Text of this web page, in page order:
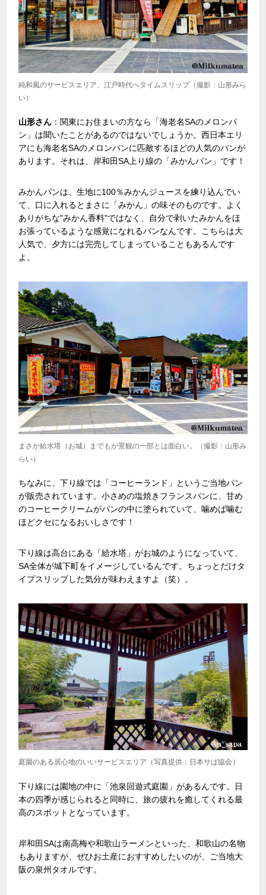
純和風のサービスエリア、江戸時代へタイムスリップ（撮影：山形みら
い）
山形さん ：関東にお住まいの方なら「海老名SAのメロンパ
ン」は聞いたことがあるのではないでしょうか。西日本エリ
アにも海老名SAのメロンパンに匹敵するほどの人気のパンが
あります。それは、岸和田SA 上り線の「みかんパン」です！
みかんパンは、生地に100％みかんジュースを練り込んでい
て、口に入れるとまさに「みかん」の味そのものです。よく
ありがちな"みかん香料"ではなく、自分で剥いたみかんをほ
お張っているような感覚になれるパンなんです。こちらは大
人気で、夕方には完売してしまっていることもあるんです
よ。
まさか給水塔（お城）までもが景観の一部とは面白い。（撮影：山形み
らい）
ちなみに、下り線では「コーヒーランド」というご当地パン
が販売されています。小さめの塩焼きフランスパンに、甘め
のコーヒークリームがパンの中に塗られていて、噛めば噛む
ほどクセになるおいしさです！
下り線は高台にある「給水塔」がお城のようになっていて、
SA全体が城下町をイメージしているんです。ちょっとだけタ
イプスリップした気分が味わえますよ（笑）。
庭園のある居心地のいいサービスエリア（写真提供：日本サぱ協会）
下り線には園地の中に「池泉回遊式庭園」があるんです。日
本の四季が感じられると同時に、旅の疲れを癒してくれる最
高のスポットとなっています。
岸和田SAは南高梅や和歌山ラーメンといった、和歌山の名物
もありますが、ぜひお土産におすすめしたいのが、ご当地大
阪の泉州タオルです。